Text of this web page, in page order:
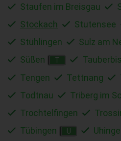
Staufen im Breisgau
Stockach
Stutensee
Stühlingen
Sulz am
Süßen
T
Tengen
Tettnang
Todtnau
Triberg im
Trochtelfingen
Tübingen
U